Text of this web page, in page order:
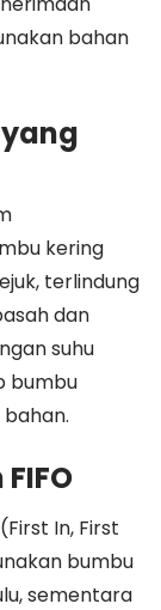
bahan
kering
terlindung
dan
suhu
bumbu
In, First
bumbu
sementara